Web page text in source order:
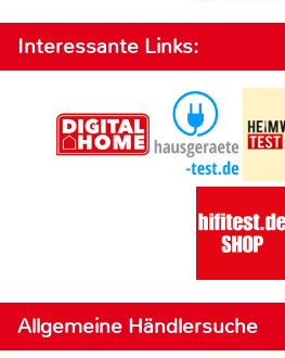
Interessante Links:
Allgemeine Händlersuche